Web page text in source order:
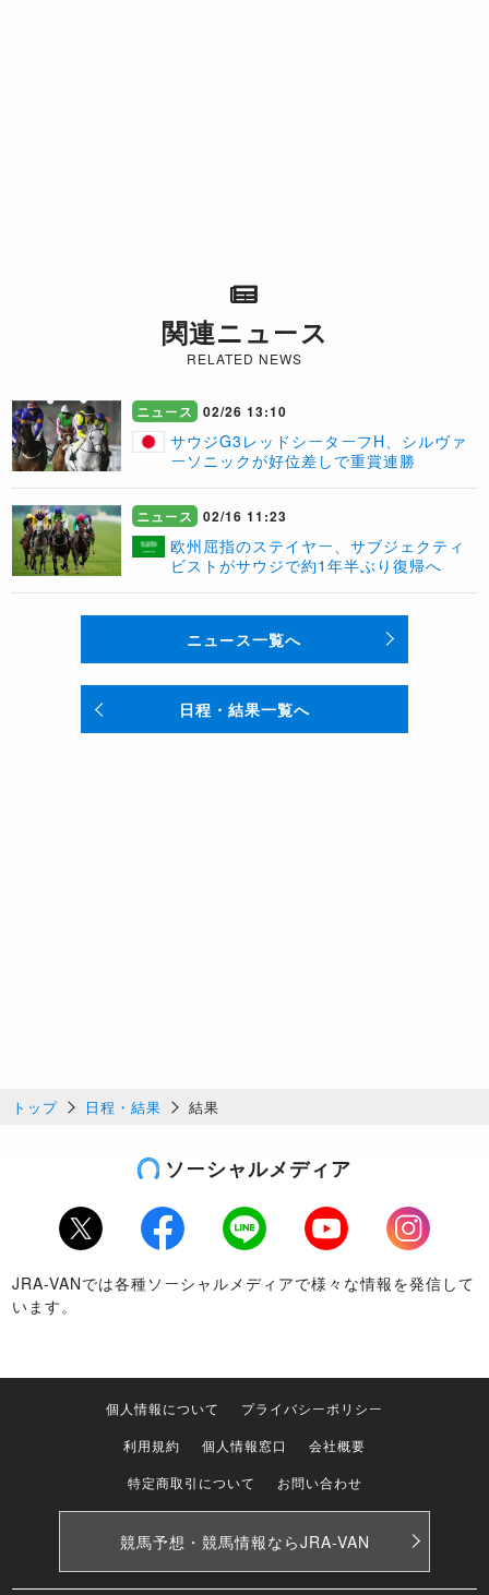
関連ニュース
RELATED NEWS
ニュース 02/26 13:10
サウジG3レッドシーターフH、シルヴァ
ーソニックが好位差しで重賞連勝
ニュース 02/16 11:23
欧州屈指のステイヤー、サブジェクティ
ビストがサウジで約1年半ぶり復帰へ
ニュース一覧へ
日程・結果一覧へ
トップ 日程・結果 結果
ソーシャルメディア
Twitter Facebook LINE Youtube
Instagram
JRA-VANでは各種ソーシャルメディアで様々な情報を発信して
います。
個人情報について
プライバシーポリシー
利用規約
個人情報窓口
会社概要
特定商取引について
お問い合わせ
競馬予想・競馬情報ならJRA-VAN